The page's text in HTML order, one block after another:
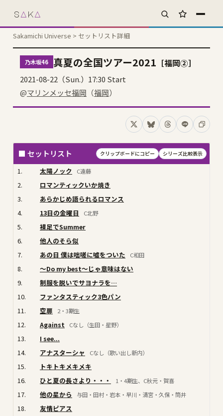
s A kA
お気に入り
Sakamichi Universe > セットリスト詳細
乃木坂46 真夏の全国ツアー2021 ［福岡②］
2021-08-22（Sun.）17:30 Start
@マリンメッセ福岡 （福岡）
XでシェアBlueskyでシェア
Threadsでシェア
LINEでシェ
コピー
■ セットリスト クリップボードにコピー シリーズ比較表示
1. 太陽ノック C遠藤
2.
ロマンティックいか焼き
3.
あらかじめ語られるロマンス
4.
13日の金曜日 C北野
5.
裸足でSummer
6.
他人のそら似
7.
あの日 僕は咄嗟に嘘をついた C和田
8.
〜Do my best〜じゃ意味はない
9.
制服を脱いでサヨナラを…
10.
ファンタスティック3色パン
11.
空扉 2・3期生
12. Against Cなし（生田・星野）
13.
I see...
14.
アナスターシャ Cなし（歌い出し新内）
15.
トキトキメキメキ
16.
ひと夏の長さより・・・ 1・4期生、C秋元・賀喜
17. 他の星から 与田・田村・岩本・早川・清宮・久保・筒井
18.
友情ピアス